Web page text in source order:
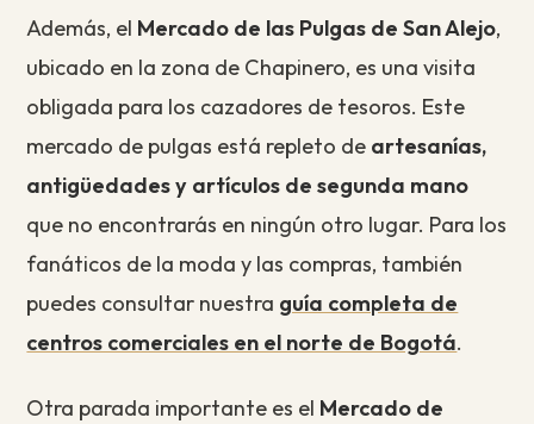
Además, el Mercado de las Pulgas de San Alejo,
ubicado en la zona de Chapinero, es una visita
obligada para los cazadores de tesoros. Este
mercado de pulgas está repleto de artesanías,
antigüedades y artículos de segunda mano
que no encontrarás en ningún otro lugar. Para los
fanáticos de la moda y las compras, también
puedes consultar nuestra guía completa de
centros comerciales en el norte de Bogotá.
Otra parada importante es el Mercado de